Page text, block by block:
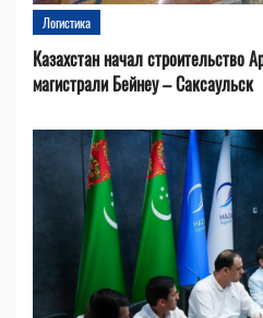
Логистика
Казахстан начал строительство
магистрали Бейнеу – Саксаульск